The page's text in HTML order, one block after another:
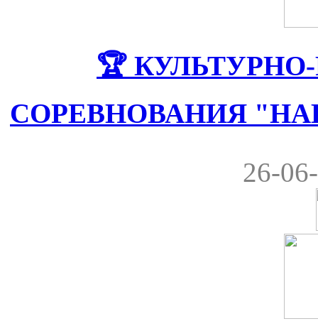
🏆
СОРЕВНОВАНИЯ
26-